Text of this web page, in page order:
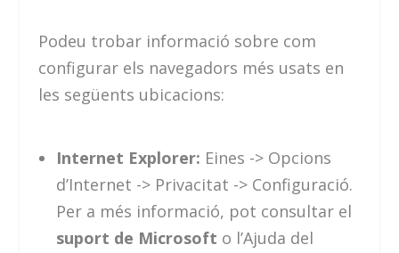
Podeu trobar informació sobre com
configurar els navegadors més usats en
les següents ubicacions:
Internet Explorer: Eines -> Opcions
d’Internet -> Privacitat -> Configuració.
Per a més informació, pot consultar el
suport de Microsoft o l’Ajuda del